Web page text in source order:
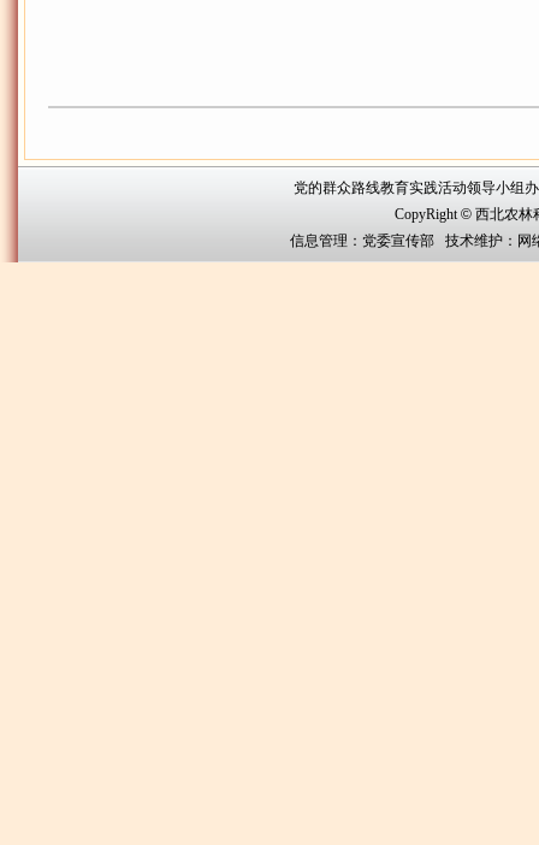
党的群众路线教育实践活动领导小组
CopyRight© 西北农林
信息管理：党委宣传部 技术维护：网